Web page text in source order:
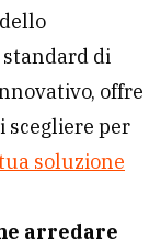
standard di
offre
scegliere per
soluzione
arredare